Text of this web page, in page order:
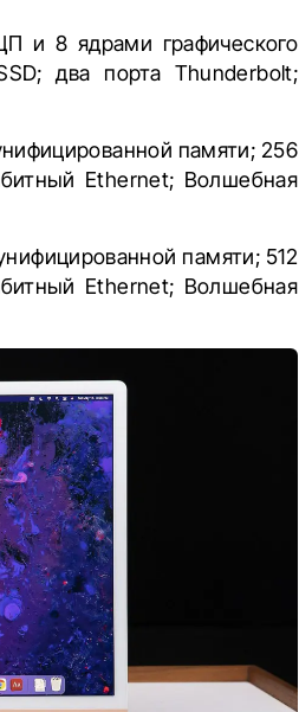
и 8 ядрами графического
два порта Thunderbolt;
памяти; 256
Ethernet; Волшебная
памяти; 512
Ethernet; Волшебная